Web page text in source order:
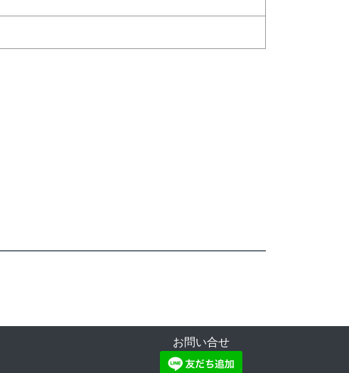
お問い合せ